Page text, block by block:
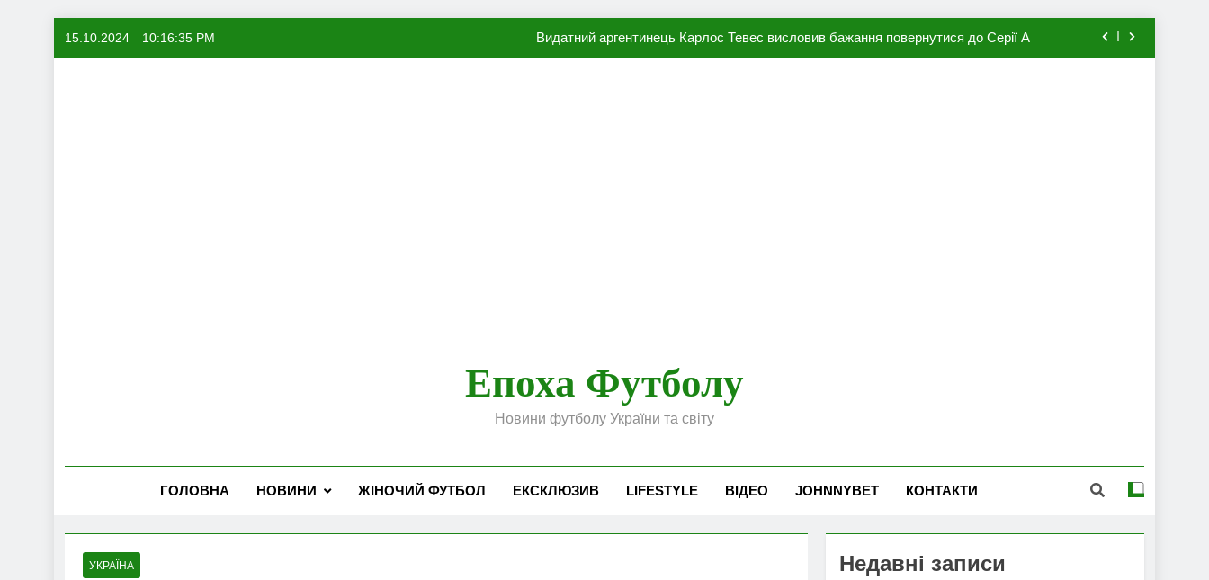
15.10.2024 10:16:36 PM Видатний аргентинець Карлос Тевес висловив бажання повернутися до Серії А
Епоха Футболу
Новини футболу України та світу
ГОЛОВНА НОВИНИ ЖІНОЧИЙ ФУТБОЛ ЕКСКЛЮЗИВ LIFESTYLE ВІДЕО JOHNNYBET КОНТАКТИ
УКРАЇНА Недавні записи